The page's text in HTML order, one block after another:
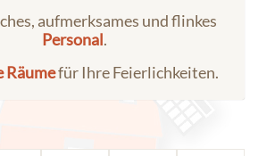
aufmerksames und flinkes
Personal.
Räumefür Ihre Feierlichkeiten.